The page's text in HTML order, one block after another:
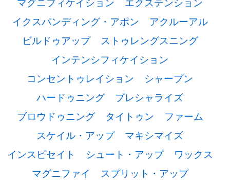
イクスパンディング・アポン
アクルーアル
ビルドゥアップ
ストゥレングスニング
インテンシフィケイション
コンセントゥレイション
シャープン
ハードゥニング
プレシャライズ
ブロウドゥニング
タイトゥン
ファーム
スケイル・アップ
マキシマイズ
インスピセイト
シュート・アップ
ワックス
マグニファイ
スプリット・アップ